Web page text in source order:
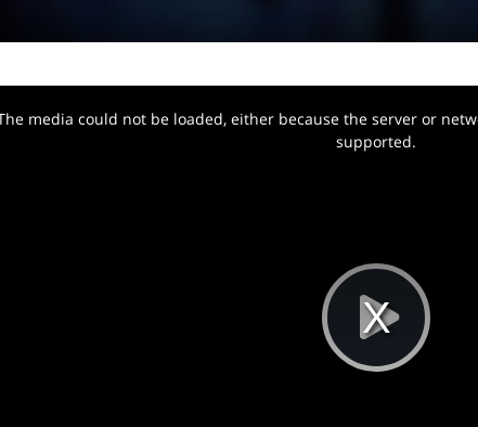
Play
media could not be loaded, either because the server or
supported.